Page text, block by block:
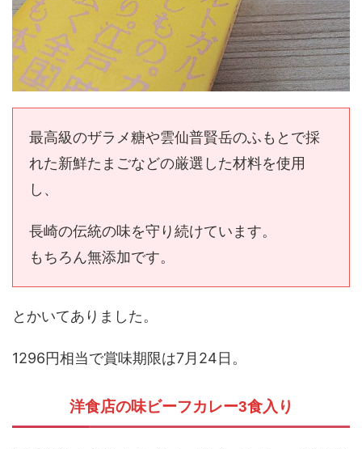
最高級のザラメ糖や雲仙普賢岳のふもとで採
れた新鮮たまごなどの厳選した材料を使用
し、
長崎の伝統の味を守り続けています。
もちろん無添加です。
とかいてありました。
1296円相当で賞味期限は7月24日。
洋食店の味ビーフカレー3食入り